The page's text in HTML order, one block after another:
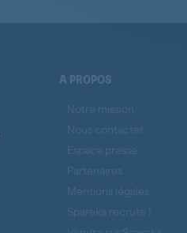
A PROPOS